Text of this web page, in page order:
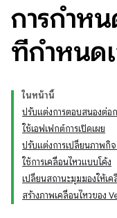
การกำห
ที่กำหนด
ในหน้านี้
ปรับแต่งการตอบสนองต่อ
ใช้เอฟเฟกต์การเปิดเผย
ปรับแต่งการเปลี่ยนภาพกิ
ใช้การเคลื่อนไหวแบบโค้ง
เปลี่ยนสถานะมุมมองให้เค
สร้างภาพเคลื่อนไหวของ